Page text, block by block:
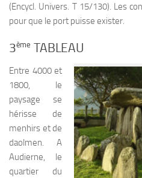
(Encycl. Univers. T 15/130). Les
pour que le port puisse exister.
3ème TABLEAU
Entre 4000 et
1800, le
paysage se
hérisse de
menhirs et de
daolmen. A
Audierne, le
quartier du